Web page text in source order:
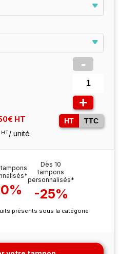
-
+
HT
HT/ unité
HT TTC
Dès 10
tampons
personnalisés*
-25%
présents sous la catégorie